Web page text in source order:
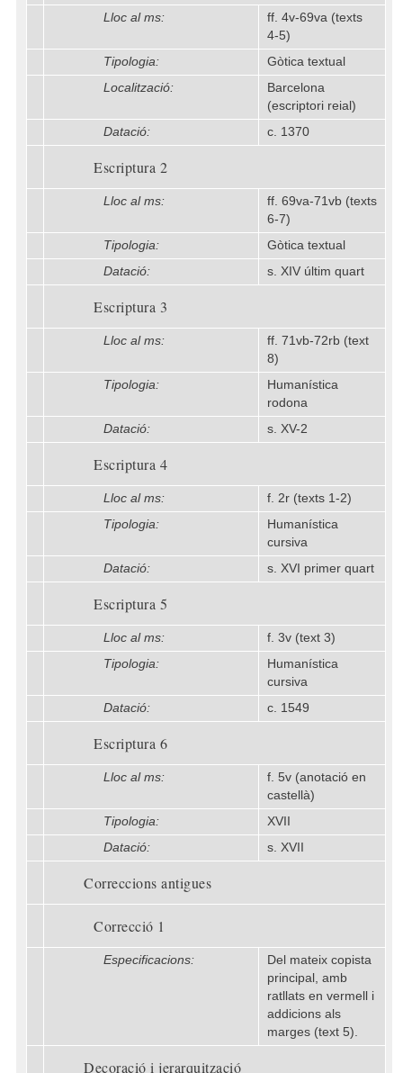
Lloc al ms:
ff. 4v-69va (texts
4-5)
Tipologia:
Gòtica textual
Localització:
Barcelona
(escriptori reial)
Datació:
c. 1370
Escriptura 2
Lloc al ms:
ff. 69va-71vb (texts
6-7)
Tipologia:
Gòtica textual
Datació:
s. XIV últim quart
Escriptura 3
Lloc al ms:
ff. 71vb-72rb (text
8)
Tipologia:
Humanística
rodona
Datació:
s. XV-2
Escriptura 4
Lloc al ms:
f. 2r (texts 1-2)
Tipologia:
Humanística
cursiva
Datació:
s. XVI primer quart
Escriptura 5
Lloc al ms:
f. 3v (text 3)
Tipologia:
Humanística
cursiva
Datació:
c. 1549
Escriptura 6
Lloc al ms:
f. 5v (anotació en
castellà)
Tipologia:
XVII
Datació:
s. XVII
Correccions antigues
Correcció 1
Especificacions:
Del mateix copista
principal, amb
ratllats en vermell i
addicions als
marges (text 5).
Decoració i jerarquització